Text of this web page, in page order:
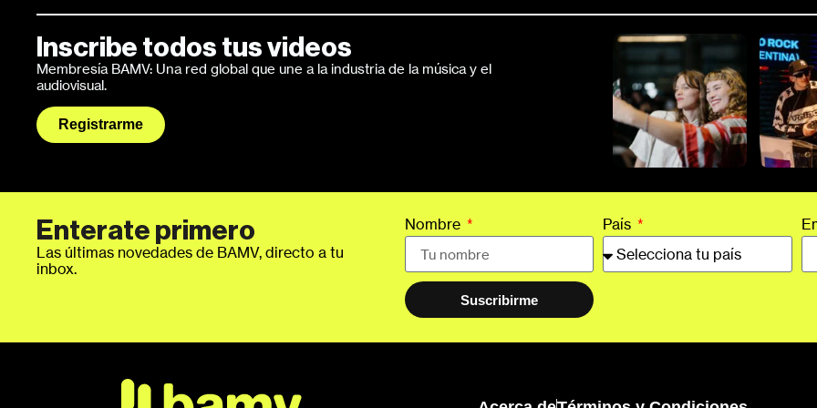
Inscribe todos tus videos
Membresía BAMV: Una red global que une a la industria de la música y el
audiovisual.
Registrarme
Enterate primero
Las últimas novedades de BAMV, directo a tu
inbox.
Nombre País
Suscribirme